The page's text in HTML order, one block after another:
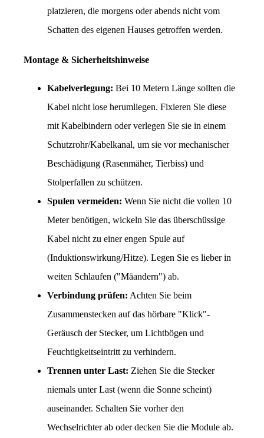
platzieren, die morgens oder abends nicht vom
Schatten des eigenen Hauses getroffen werden.
Montage & Sicherheitshinweise
Kabelverlegung: Bei 10 Metern Länge sollten die
Kabel nicht lose herumliegen. Fixieren Sie diese
mit Kabelbindern oder verlegen Sie sie in einem
Schutzrohr/Kabelkanal, um sie vor mechanischer
Beschädigung (Rasenmäher, Tierbiss) und
Stolperfallen zu schützen.
Spulen vermeiden: Wenn Sie nicht die vollen 10
Meter benötigen, wickeln Sie das überschüssige
Kabel nicht zu einer engen Spule auf
(Induktionswirkung/Hitze). Legen Sie es lieber in
weiten Schlaufen ("Mäandern") ab.
Verbindung prüfen: Achten Sie beim
Zusammenstecken auf das hörbare "Klick"-
Geräusch der Stecker, um Lichtbögen und
Feuchtigkeitseintritt zu verhindern.
Trennen unter Last: Ziehen Sie die Stecker
niemals unter Last (wenn die Sonne scheint)
auseinander. Schalten Sie vorher den
Wechselrichter ab oder decken Sie die Module ab.